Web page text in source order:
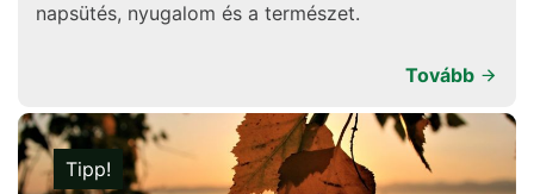
napsütés, nyugalom és a természet.
Tovább
Tipp!